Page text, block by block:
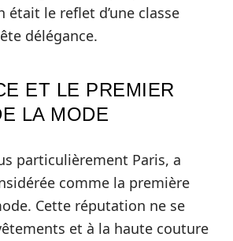
était le reflet d’une classe
délégance.
ET LE PREMIER
LA MODE
particulièrement Paris, a
comme la première
Cette réputation ne se
et à la haute couture